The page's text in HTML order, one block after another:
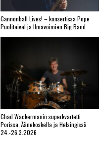
Cannonball Lives! – konsertissa Pope
Puolitaival ja Ilmavoimien Big Band
Chad Wackermanin superkvartetti
Porissa, Äänekoskella ja Helsingissä
24.-26.3.2026